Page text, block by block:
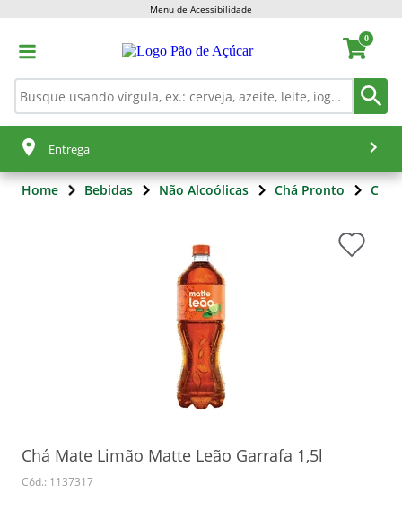
Menu de Acessibilidade
0
Entrega
Home Bebidas Não Alcoólicas Chá Pronto Chá
Chá Mate Limão Matte Leão Garrafa 1,5l
Cód.: 1137317